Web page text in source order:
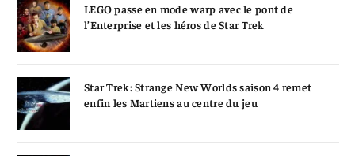
LEGO passe en mode warp avec le pont de
l’Enterprise et les héros de Star Trek
Star Trek: Strange New Worlds saison 4 remet
enfin les Martiens au centre du jeu